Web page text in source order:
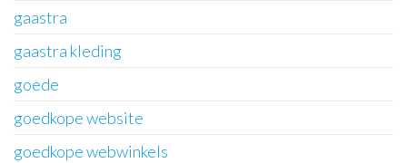
gaastra
gaastra kleding
goede
goedkope website
goedkope webwinkels